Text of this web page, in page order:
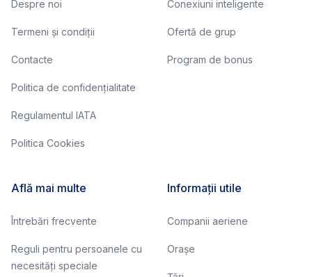
Despre noi
Termeni și condiții
Contacte
Politica de confidențialitate
Regulamentul IATA
Politica Cookies
Conexiuni inteligente
Ofertă de grup
Program de bonus
Află mai multe
Întrebări frecvente
Reguli pentru persoanele cu
necesități speciale
Informații utile
Companii aeriene
Orașe